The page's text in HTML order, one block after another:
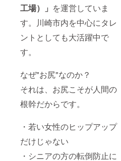
工場）」 を運営していま
す。川崎市内を中心にタレ
ントとしても大活躍中で
す。
なぜ"お尻"なのか？
それは、お尻こそが人間の
根幹だからです。
・若い女性のヒップアップ
だけじゃない
・シニアの方の転倒防止に